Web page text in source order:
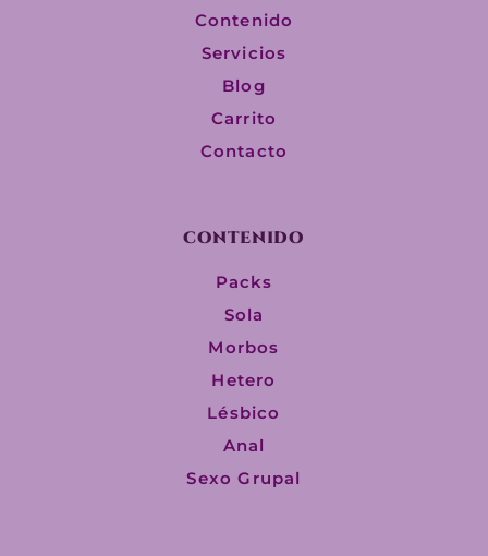
Contenido
Servicios
Blog
Carrito
Contacto
CONTENIDO
Packs
Sola
Morbos
Hetero
Lésbico
Anal
Sexo Grupal